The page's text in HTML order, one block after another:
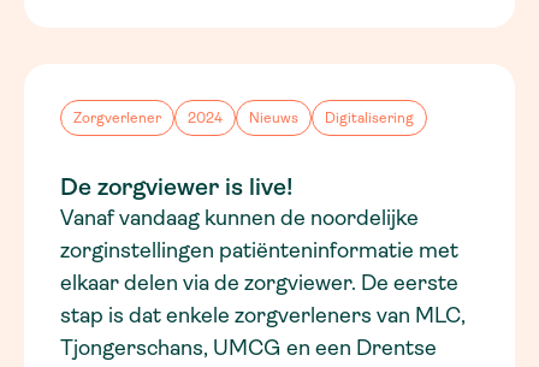
Zorgverlener 2024 Nieuws Digitalisering
De zorgviewer is live!
Vanaf vandaag kunnen de noordelijke
zorginstellingen patiënteninformatie met
elkaar delen via de zorgviewer. De eerste
stap is dat enkele zorgverleners van MLC,
Tjongerschans, UMCG en een Drentse